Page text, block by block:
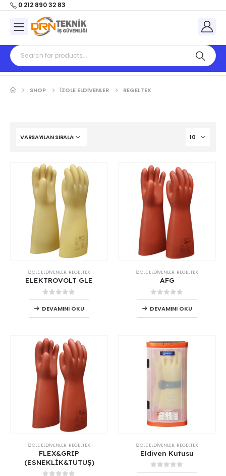
0 212 890 32 83
SHOP İZOLE ELDİVENLER REGELTEX
İZOLE ELDİVENLER, REGELTEX
ELEKTROVOLT GLE
0out of 5
DEVAMINI OKU
İZOLE ELDİVENLER, REGELTEX
AFG
0out of 5
DEVAMINI OKU
İZOLE ELDİVENLER, REGELTEX
FLEX&GRIP
(ESNEKLİK&TUTUŞ)
İZOLE ELDİVENLER, REGELTEX
Eldiven Kutusu
0out of 5